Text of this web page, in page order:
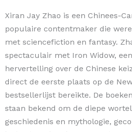
Xiran Jay Zhao is een Chinees-
populaire contentmaker die
met sciencefiction en fantasy.
spectaculair met Iron Widow,
hervertelling over de Chinese
direct de eerste plaats op de
bestsellerlijst bereikte. De
staan bekend om de diepe
geschiedenis en mythologie,